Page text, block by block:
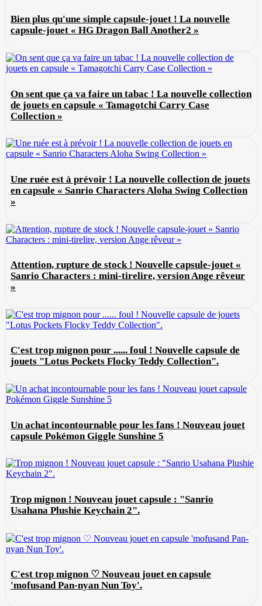
Bien plus qu'une simple capsule-jouet ! La nouvelle
capsule-jouet « HG Dragon Ball Another2 »
On sent que ça va faire un tabac ! La nouvelle collection
de jouets en capsule « Tamagotchi Carry Case
Collection »
Une ruée est à prévoir ! La nouvelle collection de jouets
en capsule « Sanrio Characters Aloha Swing Collection
»
Attention, rupture de stock ! Nouvelle capsule-jouet «
Sanrio Characters : mini-tirelire, version Ange rêveur
»
C'est trop mignon pour ...... foul ! Nouvelle capsule de
jouets "Lotus Pockets Flocky Teddy Collection".
Un achat incontournable pour les fans ! Nouveau jouet
capsule Pokémon Giggle Sunshine 5
Trop mignon ! Nouveau jouet capsule : "Sanrio
Usahana Plushie Keychain 2".
C'est trop mignon ♡ Nouveau jouet en capsule
'mofusand Pan-nyan Nun Toy'.